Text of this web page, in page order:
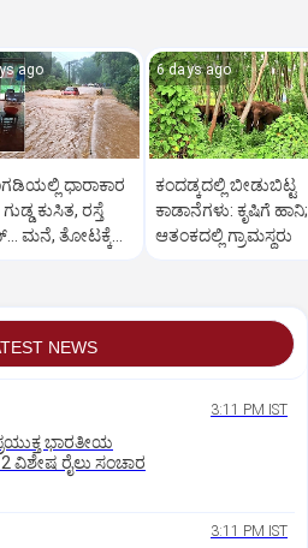
ago
ಧಾರಾಕಾರ
ಕುಸಿತ, ರಸ್ತೆ
ಮನೆ, ತೋಟಕ್ಕೆ
6 days ago
ಕಂದಡ್ಕದಲ್ಲಿ ಬೀಡುಬಿಟ್ಟ
ಕಾಡಾನೆಗಳು: ಕೃಷಿಗೆ ಹಾನಿ;
ಆತಂಕದಲ್ಲಿ ಗ್ರಾಮಸ್ಥರು
NEWS
3:11 PM IST
ಭಾರತೀಯ
ವಿಶೇಷ ರೈಲು ಸಂಚಾರ
3:11 PM IST